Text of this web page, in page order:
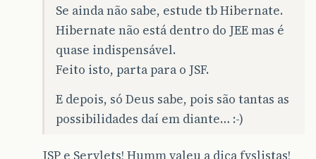
Se ainda não sabe, estude tb Hibernate.
Hibernate não está dentro do JEE mas é
quase indispensável.
Feito isto, parta para o JSF.
E depois, só Deus sabe, pois são tantas as
possibilidades daí em diante… :-)
JSP e Servlets! Humm valeu a dica fvslistas!